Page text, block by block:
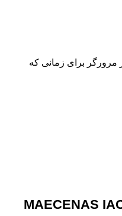
مرورگر برای زمانی که
MAECENAS